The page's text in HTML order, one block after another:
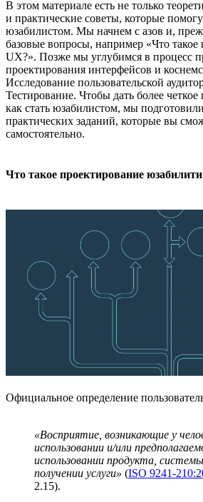
В этом материале есть не только
и практические советы, которые
юзабилистом. Мы начнем с азов и,
базовые вопросы, например «Что такое
UX?». Позже мы углубимся в процесс
проектирования интерфейсов и
Исследование пользовательской
Тестирование. Чтобы дать более четкое
как стать юзабилистом, мы
практических заданий, которые вы
самостоятельно.
Что такое проектирование
Официальное определение
«Восприятие, возникающие у
использовании и/или
использовании продукта,
получении услуги» (ISO 9241-
2.15).